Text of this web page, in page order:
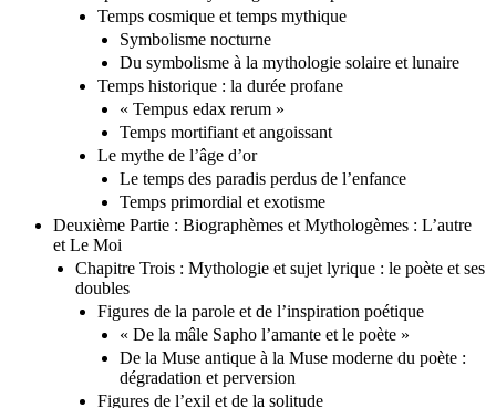
Chapitre Deux : Mythologie du Temps
Temps cosmique et temps mythique
Symbolisme nocturne
Du symbolisme à la mythologie solaire et lunaire
Temps historique : la durée profane
« Tempus edax rerum »
Temps mortifiant et angoissant
Le mythe de l’âge d’or
Le temps des paradis perdus de l’enfance
Temps primordial et exotisme
Deuxième Partie : Biographèmes et Mythologèmes : L’autre
et Le Moi
Chapitre Trois : Mythologie et sujet lyrique : le poète et ses
doubles
Figures de la parole et de l’inspiration poétique
« De la mâle Sapho l’amante et le poète »
De la Muse antique à la Muse moderne du poète :
dégradation et perversion